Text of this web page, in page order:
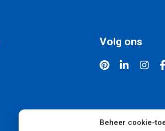
Beheer cookie-
Volg ons